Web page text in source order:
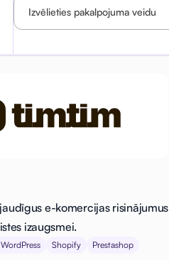
e-komercijas risinājumus
izaugsmei.
WordPress Shopify Prestashop